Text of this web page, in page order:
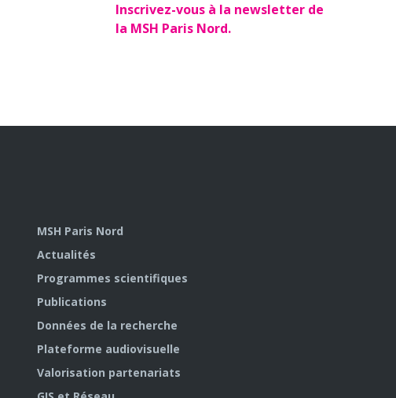
Inscrivez-vous à la newsletter de
la MSH Paris Nord.
MSH Paris Nord
Actualités
Programmes scientifiques
Publications
Données de la recherche
Plateforme audiovisuelle
Valorisation partenariats